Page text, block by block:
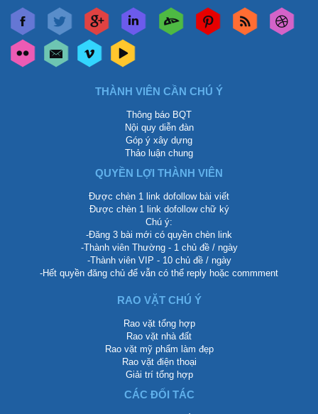
THÀNH VIÊN CẦN CHÚ Ý
Thông báo BQT
Nội quy diễn đàn
Góp ý xây dựng
Thảo luận chung
QUYỀN LỢI THÀNH VIÊN
Được chèn 1 link dofollow bài viết
Được chèn 1 link dofollow chữ ký
Chú ý:
-Đăng 3 bài mới có quyền chèn link
-Thành viên Thường - 1 chủ đề / ngày
-Thành viên VIP - 10 chủ đề / ngày
-Hết quyền đăng chủ để vẫn có thể reply hoặc commment
RAO VẶT CHÚ Ý
Rao vặt tổng hợp
Rao vặt nhà đất
Rao vặt mỹ phẩm làm đẹp
Rao vặt điện thoại
Giải trí tổng hợp
CÁC ĐỐI TÁC